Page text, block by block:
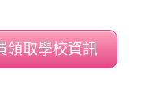
領取學校資訊